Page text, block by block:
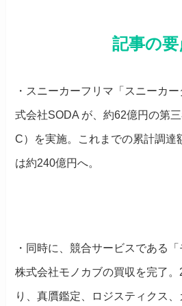
記事の要
・スニーカーフリマ「スニーカ
式会社SODA が、約62億円の第
C）を実施。これまでの累計調達
は約240億円へ。
・同時に、競合サービスである
株式会社モノカブの買収を完了
り、真贋鑑定、ロジスティクス